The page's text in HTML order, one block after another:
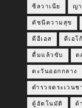
ซีลวาเนีย ญ
ดัชนีความสุข
ดีอีเอส ดีเอโ
ดื่มแล้วขับ ต
ตะวันออกกลาง
ตำรวจตระเวน
ตู้อัตโนมัติ ต้